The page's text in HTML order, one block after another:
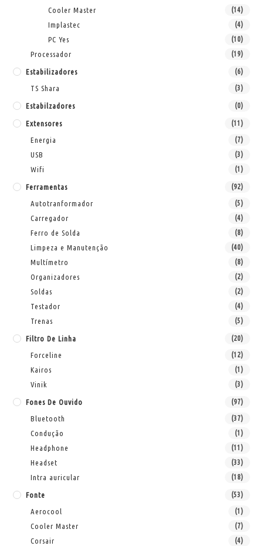
Cooler Master (14)
Implastec (4)
PC Yes (10)
Processador (19)
Estabilizadores (6)
TS Shara (3)
Estabilzadores (0)
Extensores (11)
Energia (7)
USB (3)
Wifi (1)
Ferramentas (92)
Autotranformador (5)
Carregador (4)
Ferro de Solda (8)
Limpeza e Manutenção (40)
Multímetro (8)
Organizadores (2)
Soldas (2)
Testador (4)
Trenas (5)
Filtro De Linha (20)
Forceline (12)
Kairos (1)
Vinik (3)
Fones De Ouvido (97)
Bluetooth (37)
Condução (1)
Headphone (11)
Headset (33)
Intra auricular (18)
Fonte (53)
Aerocool (1)
Cooler Master (7)
Corsair (4)